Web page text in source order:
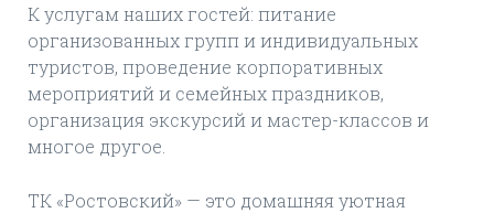
К услугам наших гостей: питание
организованных групп и индивидуальных
туристов, проведение корпоративных
мероприятий и семейных праздников,
организация экскурсий и мастер-классов и
многое другое.
ТК «Ростовский» — это домашняя уютная